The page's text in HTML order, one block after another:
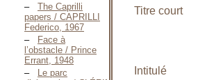
The Caprilli
papers / CAPRILLI
Federico, 1967
Face à
l’obstacle / Prince
Errant, 1948
Le parc
Titre court
Intitulé